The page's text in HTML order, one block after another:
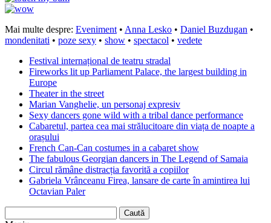
Mai multe despre: Eveniment • Anna Lesko • Daniel Buzdugan •
mondenitati • poze sexy • show • spectacol • vedete
Festival internațional de teatru stradal
Fireworks lit up Parliament Palace, the largest building in
Europe
Theater in the street
Marian Vanghelie, un personaj expresiv
Sexy dancers gone wild with a tribal dance performance
Cabaretul, partea cea mai strălucitoare din viața de noapte a
orașului
French Can-Can costumes in a cabaret show
The fabulous Georgian dancers in The Legend of Samaia
Circul rămâne distracția favorită a copiilor
Gabriela Vrânceanu Firea, lansare de carte în amintirea lui
Octavian Paler